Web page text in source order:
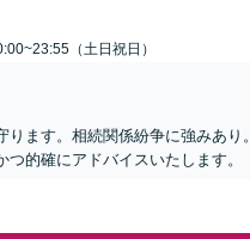
（土日祝日）
ります。相続関係紛争に強みあ
的確にアドバイスいたします。